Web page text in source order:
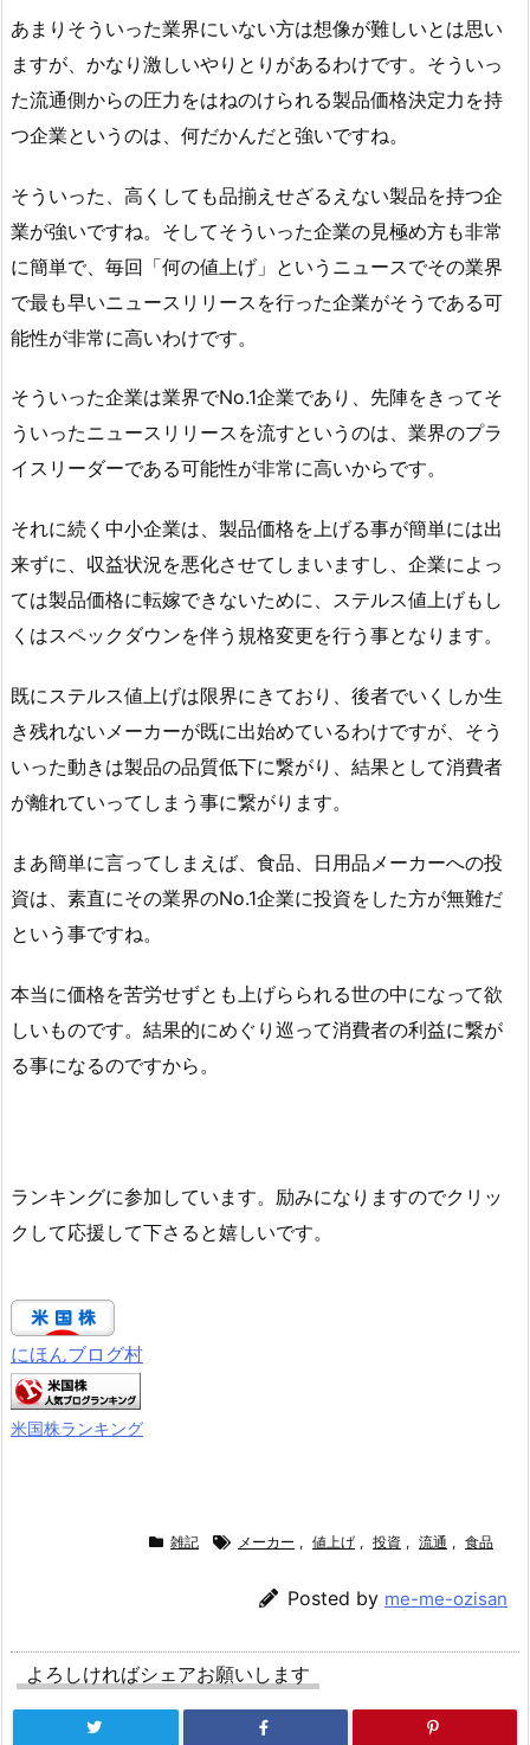
あまりそういった業界にいない方は想像が難しいとは思い
ますが、かなり激しいやりとりがあるわけです。そういっ
た流通側からの圧力をはねのけられる製品価格決定力を持
つ企業というのは、何だかんだと強いですね。
そういった、高くしても品揃えせざるえない製品を持つ企
業が強いですね。そしてそういった企業の見極め方も非常
に簡単で、毎回「何の値上げ」というニュースでその業界
で最も早いニュースリリースを行った企業がそうである可
能性が非常に高いわけです。
そういった企業は業界でNo.1企業であり、先陣をきってそ
ういったニュースリリースを流すというのは、業界のプラ
イスリーダーである可能性が非常に高いからです。
それに続く中小企業は、製品価格を上げる事が簡単には出
来ずに、収益状況を悪化させてしまいますし、企業によっ
ては製品価格に転嫁できないために、ステルス値上げもし
くはスペックダウンを伴う規格変更を行う事となります。
既にステルス値上げは限界にきており、後者でいくしか生
き残れないメーカーが既に出始めているわけですが、そう
いった動きは製品の品質低下に繋がり、結果として消費者
が離れていってしまう事に繋がります。
まあ簡単に言ってしまえば、食品、日用品メーカーへの投
資は、素直にその業界のNo.1企業に投資をした方が無難だ
という事ですね。
本当に価格を苦労せずとも上げらられる世の中になって欲
しいものです。結果的にめぐり巡って消費者の利益に繋が
る事になるのですから。
ランキングに参加しています。励みになりますのでクリッ
クして応援して下さると嬉しいです。
にほんブログ村
米国株ランキング
雑記 メーカー , 値上げ , 投資 , 流通 , 食品
Posted by me-me-ozisan
よろしければシェアお願いします